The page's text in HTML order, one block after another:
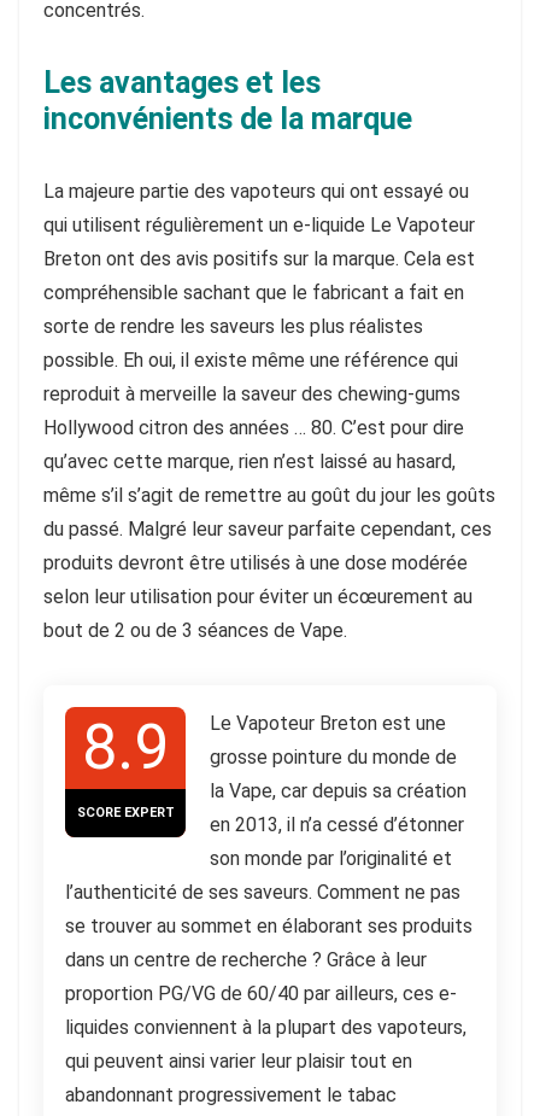
concentrés.
Les avantages et les
inconvénients de la marque
La majeure partie des vapoteurs qui ont essayé ou
qui utilisent régulièrement un e-liquide Le Vapoteur
Breton ont des avis positifs sur la marque. Cela est
compréhensible sachant que le fabricant a fait en
sorte de rendre les saveurs les plus réalistes
possible. Eh oui, il existe même une référence qui
reproduit à merveille la saveur des chewing-gums
Hollywood citron des années … 80. C’est pour dire
qu’avec cette marque, rien n’est laissé au hasard,
même s’il s’agit de remettre au goût du jour les goûts
du passé. Malgré leur saveur parfaite cependant, ces
produits devront être utilisés à une dose modérée
selon leur utilisation pour éviter un écœurement au
bout de 2 ou de 3 séances de Vape.
8.9
SCORE EXPERT
Le Vapoteur Breton est une
grosse pointure du monde de
la Vape, car depuis sa création
en 2013, il n’a cessé d’étonner
son monde par l’originalité et
l’authenticité de ses saveurs. Comment ne pas
se trouver au sommet en élaborant ses produits
dans un centre de recherche ? Grâce à leur
proportion PG/VG de 60/40 par ailleurs, ces e-
liquides conviennent à la plupart des vapoteurs,
qui peuvent ainsi varier leur plaisir tout en
abandonnant progressivement le tabac